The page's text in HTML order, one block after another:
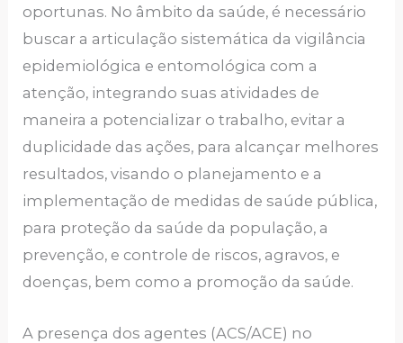
oportunas. No âmbito da saúde, é necessário
buscar a articulação sistemática da vigilância
epidemiológica e entomológica com a
atenção, integrando suas atividades de
maneira a potencializar o trabalho, evitar a
duplicidade das ações, para alcançar melhores
resultados, visando o planejamento e a
implementação de medidas de saúde pública,
para proteção da saúde da população, a
prevenção, e controle de riscos, agravos, e
doenças, bem como a promoção da saúde.
A presença dos agentes (ACS/ACE) no